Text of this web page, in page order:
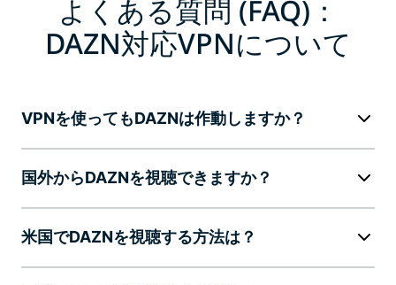
よくある質問 (FAQ)：
DAZN対応VPNについて
VPNを使ってもDAZNは作動しますか？
国外からDAZNを視聴できますか？
米国でDAZNを視聴する方法は？